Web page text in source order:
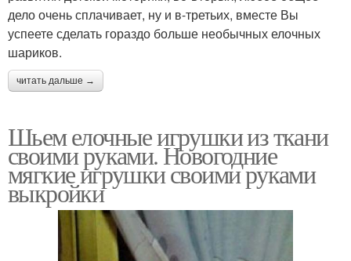
дело очень сплачивает, ну и в-третьих, вместе Вы
успеете сделать гораздо больше необычных елочных
шариков.
читать дальше →
Шьем елочные игрушки из ткани
своими руками. Новогодние
мягкие игрушки своими руками
выкройки